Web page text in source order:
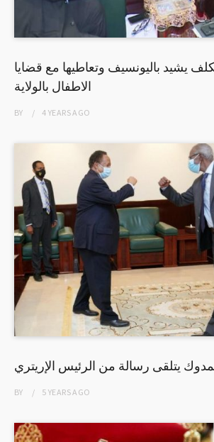
يشيد باليونسيف وتعاطيها مع قضايا
الاطفال بالولاية
BY 4 YEARSAGO
يتلقى رسالة من الرئيس الإريتري
BY 5 YEARSAGO